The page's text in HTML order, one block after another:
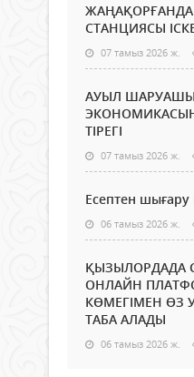
ЖАҢАҚОРҒАНДА
СТАНЦИЯСЫ
07 тамыз 2026 ж.
АУЫЛ
ТІРЕГІ
07 тамыз 2026 ж.
Есептен шығару
06 тамыз 2026 ж.
ҚЫЗЫЛОРДАДА
ОНЛАЙН
КӨМЕГІМЕН ӨЗ
ТАБА АЛАДЫ
06 тамыз 2026 ж.